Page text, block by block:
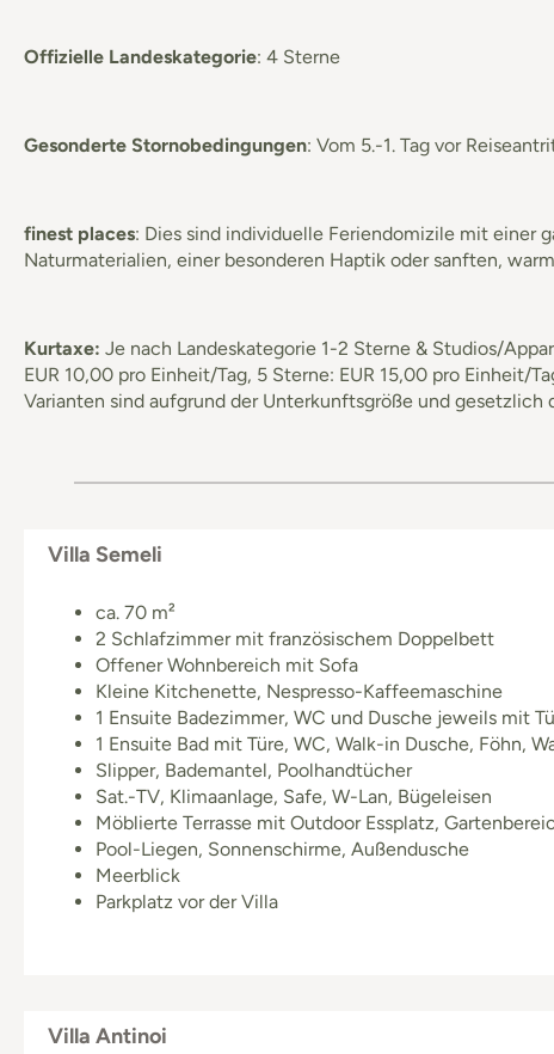
Offizielle Landeskategorie: 4 Sterne
Gesonderte Stornobedingungen: Vom 5.-1. Tag vor
finest places: Dies sind individuelle Feriendomizile mit einer
Naturmaterialien, einer besonderen Haptik oder sanften,
Kurtaxe: Je nach Landeskategorie 1-2 Sterne & Studios/
EUR 10,00 pro Einheit/Tag, 5 Sterne: EUR 15,00 pro Einheit/
Varianten sind aufgrund der Unterkunftsgröße und
Villa Semeli
ca. 70 m²
2 Schlafzimmer mit französischem Doppelbett
Offener Wohnbereich mit Sofa
Kleine Kitchenette, Nespresso-Kaffeemaschine
1 Ensuite Badezimmer, WC und Dusche jeweils mit
1 Ensuite Bad mit Türe, WC, Walk-in Dusche, Föhn,
Slipper, Bademantel, Poolhandtücher
Sat.-TV, Klimaanlage, Safe, W-Lan, Bügeleisen
Möblierte Terrasse mit Outdoor Essplatz,
Pool-Liegen, Sonnenschirme, Außendusche
Meerblick
Parkplatz vor der Villa
Villa Antinoi